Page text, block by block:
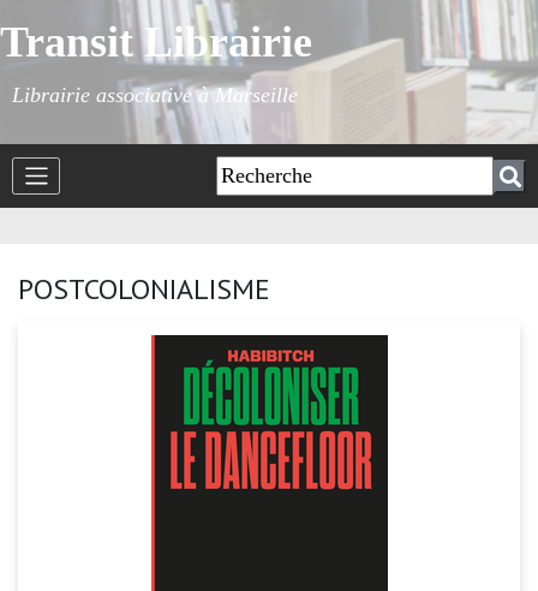
Transit Librairie
Librairie associative à Marseille
POSTCOLONIALISME